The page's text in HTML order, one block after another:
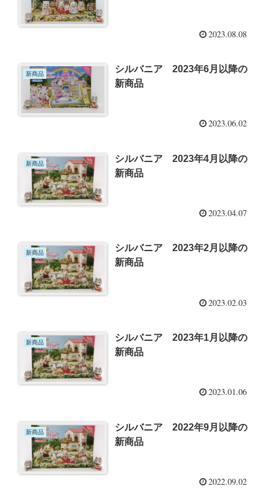
2023.08.08
新商品
シルバニア 2023年6月以降の
新商品
2023.06.02
新商品
シルバニア 2023年4月以降の
新商品
2023.04.07
新商品
シルバニア 2023年2月以降の
新商品
2023.02.03
新商品
シルバニア 2023年1月以降の
新商品
2023.01.06
新商品
シルバニア 2022年9月以降の
新商品
2022.09.02